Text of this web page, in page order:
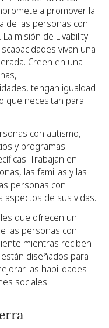
a promover la
de las personas con
misión de Livability
vivan una
Creen en una
tengan igualdad
que necesitan para
con autismo,
y programas
Trabajan en
las familias y las
personas con
aspectos de sus vidas.
que ofrecen un
las personas con
mientras reciben
diseñados para
las habilidades
sociales.